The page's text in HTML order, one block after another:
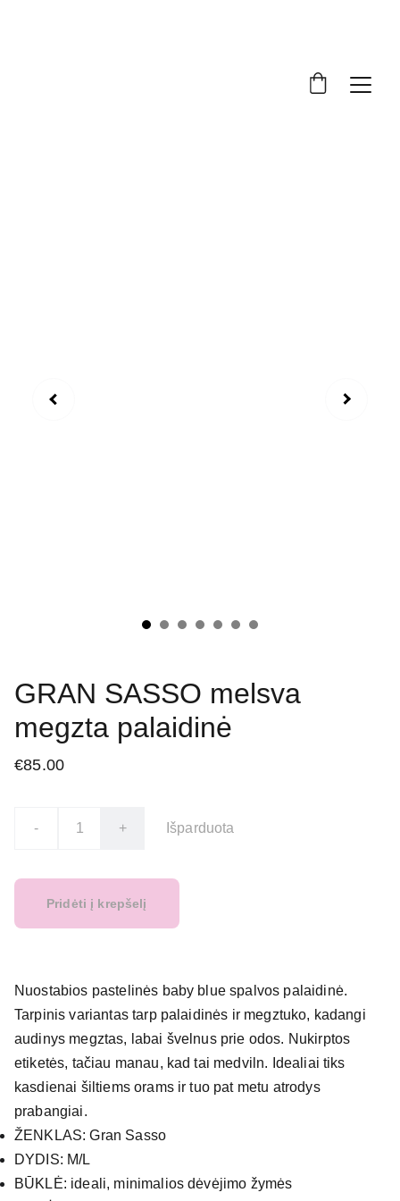
GRAN SASSO melsva
megzta palaidinė
€85.00
- + Išparduota
Pridėti į krepšelį
Nuostabios pastelinės baby blue spalvos palaidinė.
Tarpinis variantas tarp palaidinės ir megztuko, kadangi
audinys megztas, labai švelnus prie odos. Nukirptos
etiketės, tačiau manau, kad tai medviln. Idealiai tiks
kasdienai šiltiems orams ir tuo pat metu atrodys
prabangiai.
ŽENKLAS: Gran Sasso
DYDIS: M/L
BŪKLĖ: ideali, minimalios dėvėjimo žymės